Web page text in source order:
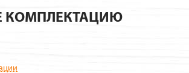
КОМПЛЕКТАЦИЮ